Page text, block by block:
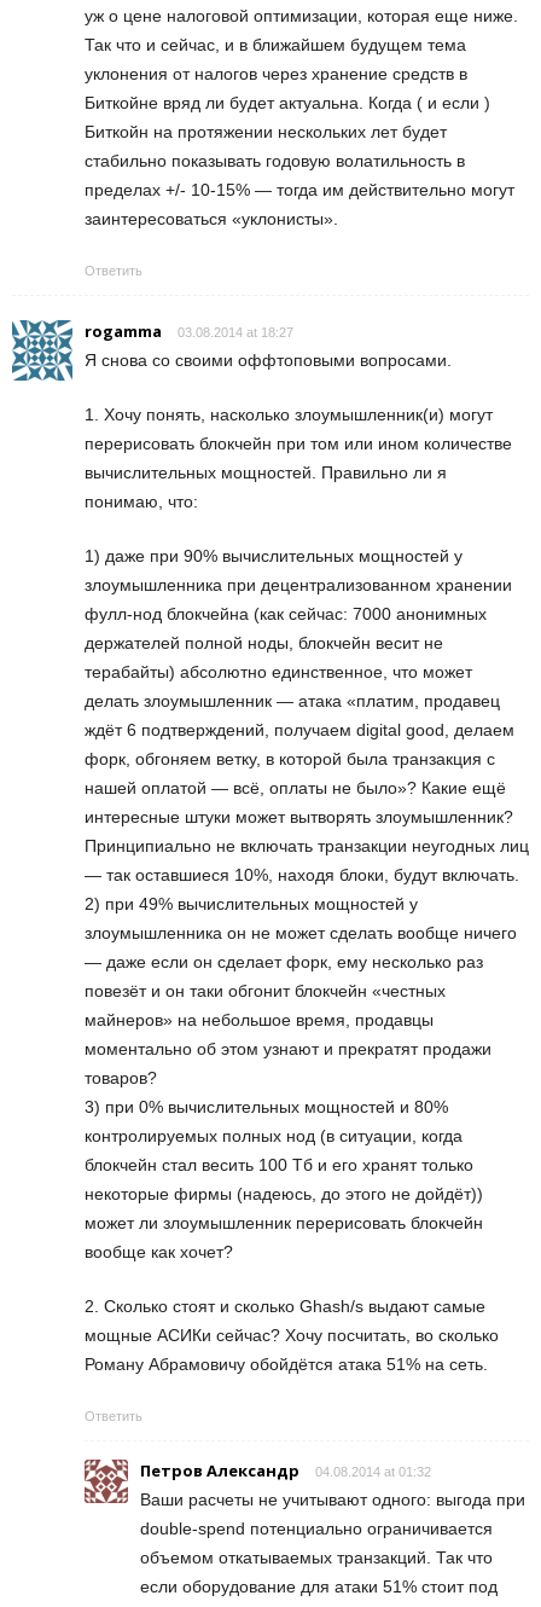
уж о цене налоговой оптимизации, которая еще ниже.
Так что и сейчас, и в ближайшем будущем тема
уклонения от налогов через хранение средств в
Биткойне вряд ли будет актуальна. Когда ( и если )
Биткойн на протяжении нескольких лет будет
стабильно показывать годовую волатильность в
пределах +/- 10-15% — тогда им действительно могут
заинтересоваться «уклонисты».
Ответить
rogamma 03.08.2014 at 18:27
Я снова со своими оффтоповыми вопросами.
1. Хочу понять, насколько злоумышленник(и) могут
перерисовать блокчейн при том или ином количестве
вычислительных мощностей. Правильно ли я
понимаю, что:
1) даже при 90% вычислительных мощностей у
злоумышленника при децентрализованном хранении
фулл-нод блокчейна (как сейчас: 7000 анонимных
держателей полной ноды, блокчейн весит не
терабайты) абсолютно единственное, что может
делать злоумышленник — атака «платим, продавец
ждёт 6 подтверждений, получаем digital good, делаем
форк, обгоняем ветку, в которой была транзакция с
нашей оплатой — всё, оплаты не было»? Какие ещё
интересные штуки может вытворять злоумышленник?
Принципиально не включать транзакции неугодных лиц
— так оставшиеся 10%, находя блоки, будут включать.
2) при 49% вычислительных мощностей у
злоумышленника он не может сделать вообще ничего
— даже если он сделает форк, ему несколько раз
повезёт и он таки обгонит блокчейн «честных
майнеров» на небольшое время, продавцы
моментально об этом узнают и прекратят продажи
товаров?
3) при 0% вычислительных мощностей и 80%
контролируемых полных нод (в ситуации, когда
блокчейн стал весить 100 Тб и его хранят только
некоторые фирмы (надеюсь, до этого не дойдёт))
может ли злоумышленник перерисовать блокчейн
вообще как хочет?
2. Сколько стоят и сколько Ghash/s выдают самые
мощные АСИКи сейчас? Хочу посчитать, во сколько
Роману Абрамовичу обойдётся атака 51% на сеть.
Ответить
Петров Александр 04.08.2014 at 01:32
Ваши расчеты не учитывают одного: выгода при
double-spend потенциально ограничивается
объемом откатываемых транзакций. Так что
если оборудование для атаки 51% стоит под